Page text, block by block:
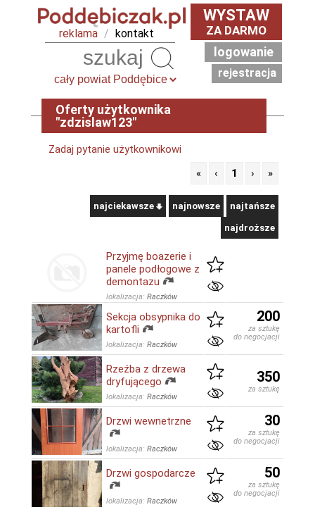
reklama / kontakt
WYSTAW
ZA DARMO
logowanie
rejestracja
Oferty użytkownika
"zdzislaw123"
Zadaj pytanie użytkownikowi
«
‹ 1 › »
najciekawsze najnowsze najtańsze
najdroższe
Przyjmę boazerie i
panele podłogowe z
demontazu
lokalizacja: Raczków
Sekcja obsypnika do
kartofli
lokalizacja: Raczków
200
za sztukę
do negocjacji
Rzeźba z drzewa
dryfującego
lokalizacja: Raczków
350
za sztukę
Drzwi wewnetrzne
lokalizacja: Raczków
30
za sztukę
do negocjacji
Drzwi gospodarcze
lokalizacja: Raczków
50
za sztukę
do negocjacji